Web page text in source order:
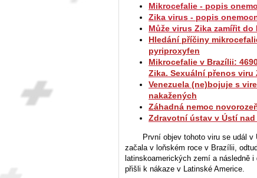
Mikrocefalie - popis
Zika virus - popis
Může virus Zika zamířit do
Hledání příčiny
pyriproxyfen
Mikrocefalie v Brazílii:
Zika. Sexuální přenos viru
Venezuela (ne)bojuje s
nakažených
Záhadná nemoc
Zdravotní ústav v Ústí
První objev tohoto viru se udál
začala v loňském roce v Brazílii,
latinskoamerických zemí a následně
přišli k nákaze v Latinské Americe.